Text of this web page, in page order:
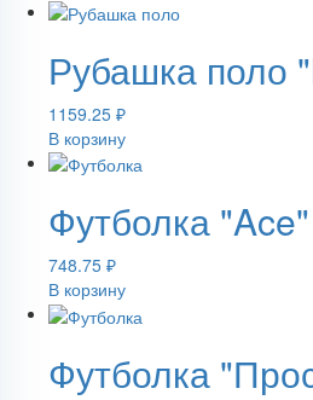
Рубашка поло
1159.25 ₽
В корзину
Футболка
748.75 ₽
В корзину
Футболка